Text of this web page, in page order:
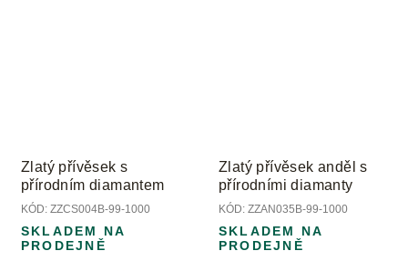
Zlatý přívěsek s
přírodním diamantem
KÓD: ZZCS004B-99-1000
SKLADEM NA
PRODEJNĚ
Zlatý přívěsek anděl s
přírodními diamanty
KÓD: ZZAN035B-99-1000
SKLADEM NA
PRODEJNĚ